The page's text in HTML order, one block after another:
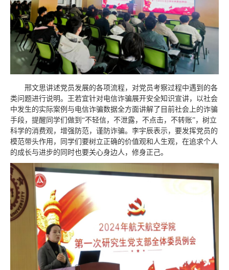
邢文思讲述党员发展的各项流程，对党员考察过程中遇到的各
类问题进行说明。
王若宜针对电信诈骗展开安全知识宣讲，以社会
中发生的实际案例与电信诈骗数据全方面讲解了目前社会上的诈骗
手段，提醒同学们做到“不轻信，不泄露，不点击，不转账”，树立
科学的消费观，增强防范，谨防诈骗。 李宇辰表示，要发挥党员的
模范带头作用，
同学们要树立正确的价值观和人生观，在追求个人
的成长与进步的同时也要关心身边人，修身正己。